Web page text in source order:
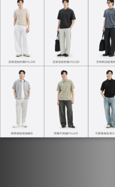
天絲彈力休閒西裝褲
NT$1,380